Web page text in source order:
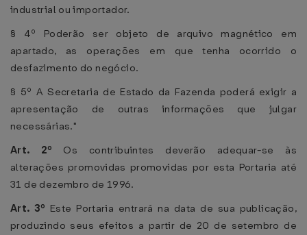
industrial ou importador.
§ 4º Poderão ser objeto de arquivo magnético em
apartado, as operações em que tenha ocorrido o
desfazimento do negócio.
§ 5º A Secretaria de Estado da Fazenda poderá exigir a
apresentação de outras informações que julgar
necessárias."
Art. 2º Os contribuintes deverão adequar-se às
alterações promovidas promovidas por esta Portaria até
31 de dezembro de 1996.
Art. 3º Este Portaria entrará na data de sua publicação,
produzindo seus efeitos a partir de 20 de setembro de